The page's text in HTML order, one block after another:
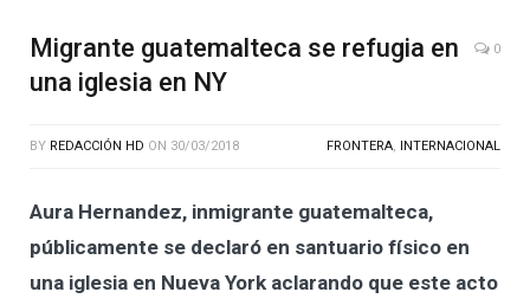
Migrante guatemalteca se refugia en
una iglesia en NY
0
BY REDACCIÓN HD ON 30/03/2018 FRONTERA, INTERNACIONAL
Aura Hernandez, inmigrante guatemalteca,
públicamente se declaró en santuario físico en
una iglesia en Nueva York aclarando que este acto